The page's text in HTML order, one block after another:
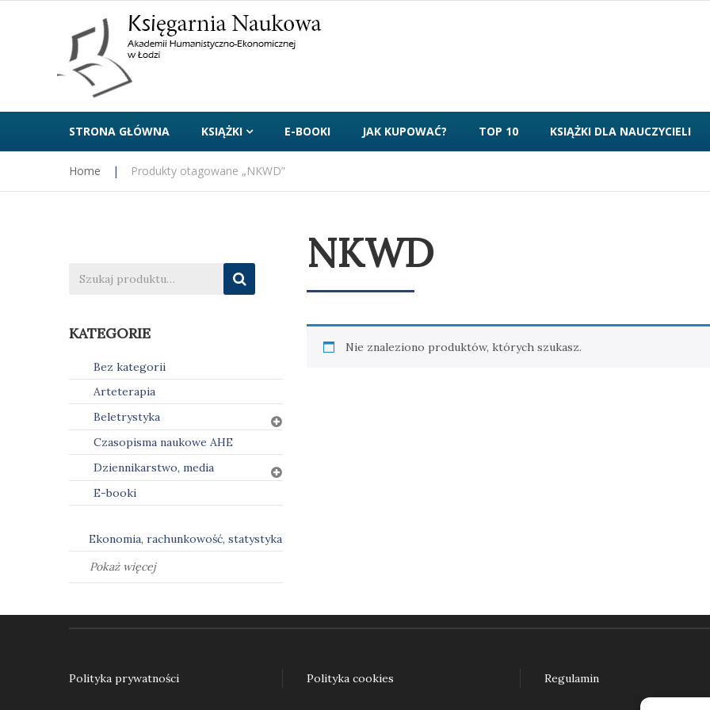
STRONA GŁÓWNA KSIĄŻKI E-BOOKI JAK KUPOWAĆ? TOP 10 KSIĄŻKI DLA NAUCZYCIELI
Home | Produkty otagowane „NKWD”
NKWD
Nie znaleziono produktów, których szukasz.
KATEGORIE
Bez kategorii
Arteterapia
Beletrystyka
Czasopisma naukowe AHE
Dziennikarstwo, media
E-booki
Ekonomia, rachunkowość, statystyka
Pokaż więcej
Polityka prywatności Polityka cookies Regulamin